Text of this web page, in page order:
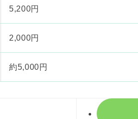
5,200円
2,000円
約5,000円